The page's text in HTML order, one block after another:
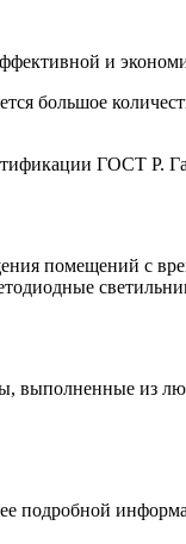
и
большое
ГОСТ Р.
помещений с
выполненные из
подробной